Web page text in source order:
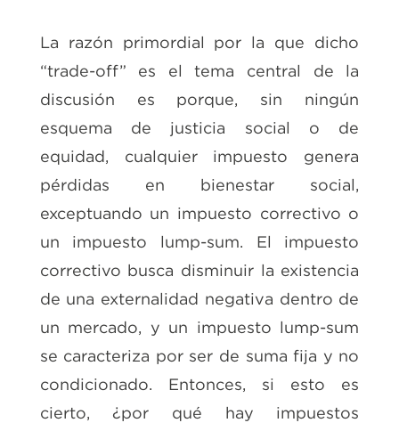
La razón primordial por la que dicho
“trade-off” es el tema central de la
discusión es porque, sin ningún
esquema de justicia social o de
equidad, cualquier impuesto genera
pérdidas en bienestar social,
exceptuando un impuesto correctivo o
un impuesto lump-sum. El impuesto
correctivo busca disminuir la existencia
de una externalidad negativa dentro de
un mercado, y un impuesto lump-sum
se caracteriza por ser de suma fija y no
condicionado. Entonces, si esto es
cierto, ¿por qué hay impuestos